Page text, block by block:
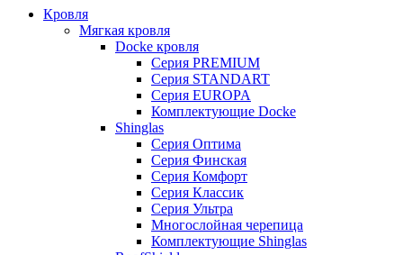
Кровля
Мягкая кровля
Docke кровля
Серия PREMIUM
Серия STANDART
Серия EUROPA
Комплектующие Docke
Shinglas
Серия Оптима
Серия Финская
Серия Комфорт
Серия Классик
Серия Ультра
Многослойная черепица
Комплектующие Shinglas